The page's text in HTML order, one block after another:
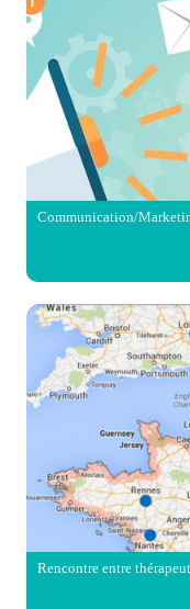
Communication/
Rencontre entre